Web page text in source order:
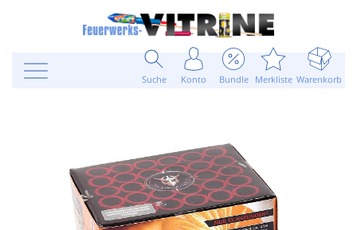
Suche Konto Bundle Merkliste Warenkorb